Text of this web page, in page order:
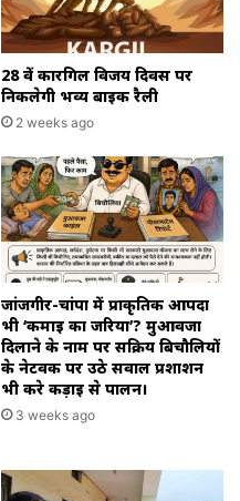
28 वें कारगिल विजय दिवस पर
निकलेगी भव्य बाइक रैली
2 weeks ago
जांजगीर-चांपा में प्राकृतिक आपदा
भी ‘कमाई का जरिया’? मुआवजा
दिलाने के नाम पर सक्रिय बिचौलियों
के नेटवर्क पर उठे सवाल प्रशाशन
भी करे कड़ाई से पालन।
3 weeks ago